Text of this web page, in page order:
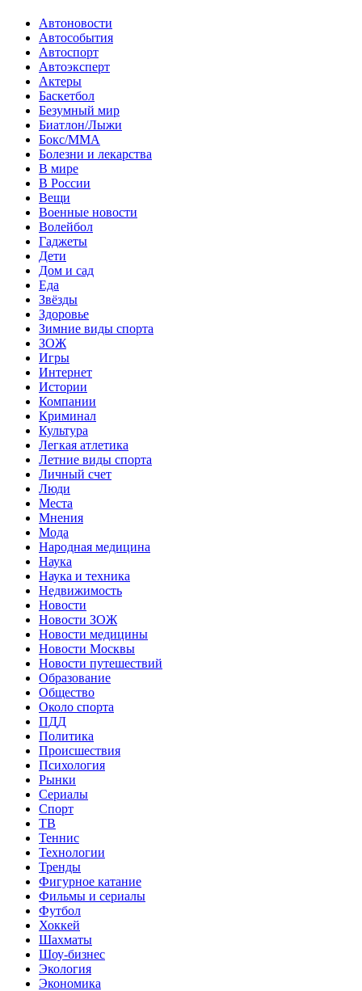
Автоновости
Автособытия
Автоспорт
Автоэксперт
Актеры
Баскетбол
Безумный мир
Биатлон/Лыжи
Бокс/MMA
Болезни и лекарства
В мире
В России
Вещи
Военные новости
Волейбол
Гаджеты
Дети
Дом и сад
Еда
Звёзды
Здоровье
Зимние виды спорта
ЗОЖ
Игры
Интернет
Истории
Компании
Криминал
Культура
Легкая атлетика
Летние виды спорта
Личный счет
Люди
Места
Мнения
Мода
Народная медицина
Наука
Наука и техника
Недвижимость
Новости
Новости ЗОЖ
Новости медицины
Новости Москвы
Новости путешествий
Образование
Общество
Около спорта
ПДД
Политика
Происшествия
Психология
Рынки
Сериалы
Спорт
ТВ
Теннис
Технологии
Тренды
Фигурное катание
Фильмы и сериалы
Футбол
Хоккей
Шахматы
Шоу-бизнес
Экология
Экономика